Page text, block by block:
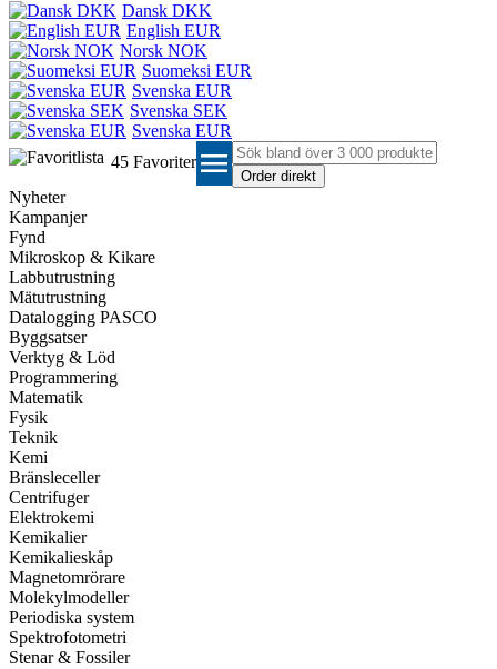
Dansk DKK
English EUR
Norsk NOK
Suomeksi EUR
Svenska EUR
Svenska SEK
Svenska EUR
45 Favoriter menu
Nyheter
Kampanjer
Fynd
Mikroskop & Kikare
Labbutrustning
Mätutrustning
Datalogging PASCO
Byggsatser
Verktyg & Löd
Programmering
Matematik
Fysik
Teknik
Kemi
Bränsleceller
Centrifuger
Elektrokemi
Kemikalier
Kemikalieskåp
Magnetomrörare
Molekylmodeller
Periodiska system
Spektrofotometri
Stenar & Fossiler